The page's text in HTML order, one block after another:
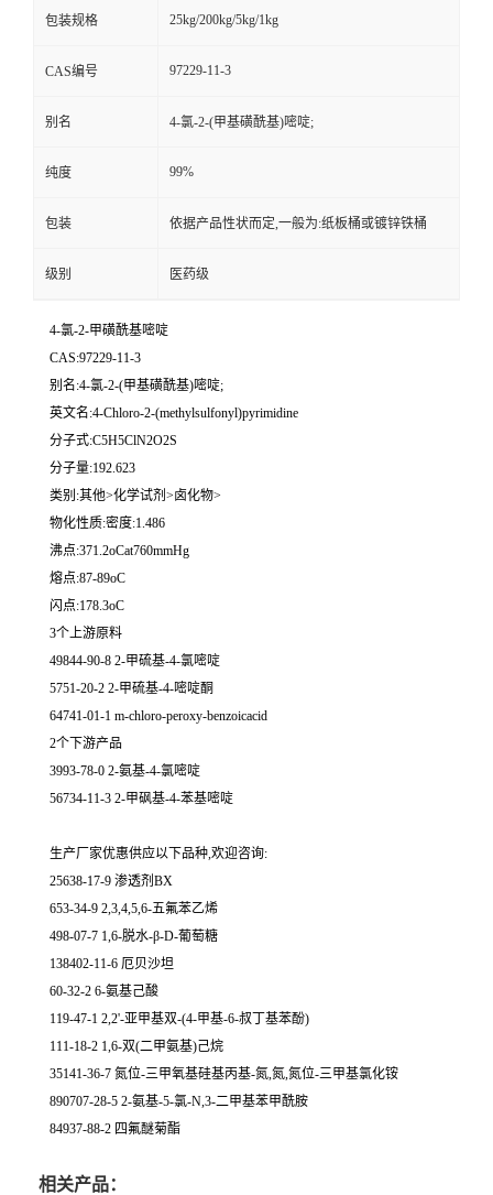
包装规格 25kg/200kg/5kg/1kg
CAS编号 97229-11-3
别名 4-氯-2-(甲基磺酰基)嘧啶;
纯度 99%
包装 依据产品性状而定,一般为:纸板桶或镀锌铁桶
级别 医药级
4-氯-2-甲磺酰基嘧啶
CAS:97229-11-3
别名:4-氯-2-(甲基磺酰基)嘧啶;
英文名:4-Chloro-2-(methylsulfonyl)pyrimidine
分子式:C5H5ClN2O2S
分子量:192.623
类别:其他>化学试剂>卤化物>
物化性质:密度:1.486
沸点:371.2oCat760mmHg
熔点:87-89oC
闪点:178.3oC
3个上游原料
49844-90-8 2-甲硫基-4-氯嘧啶
5751-20-2 2-甲硫基-4-嘧啶酮
64741-01-1 m-chloro-peroxy-benzoicacid
2个下游产品
3993-78-0 2-氨基-4-氯嘧啶
56734-11-3 2-甲砜基-4-苯基嘧啶
生产厂家优惠供应以下品种,欢迎咨询:
25638-17-9 渗透剂BX
653-34-9 2,3,4,5,6-五氟苯乙烯
498-07-7 1,6-脱水-β-D-葡萄糖
138402-11-6 厄贝沙坦
60-32-2 6-氨基己酸
119-47-1 2,2'-亚甲基双-(4-甲基-6-叔丁基苯酚)
111-18-2 1,6-双(二甲氨基)己烷
35141-36-7 氮位-三甲氧基硅基丙基-氮,氮,氮位-三甲基氯化铵
890707-28-5 2-氨基-5-氯-N,3-二甲基苯甲酰胺
84937-88-2 四氟醚菊酯
相关产品：